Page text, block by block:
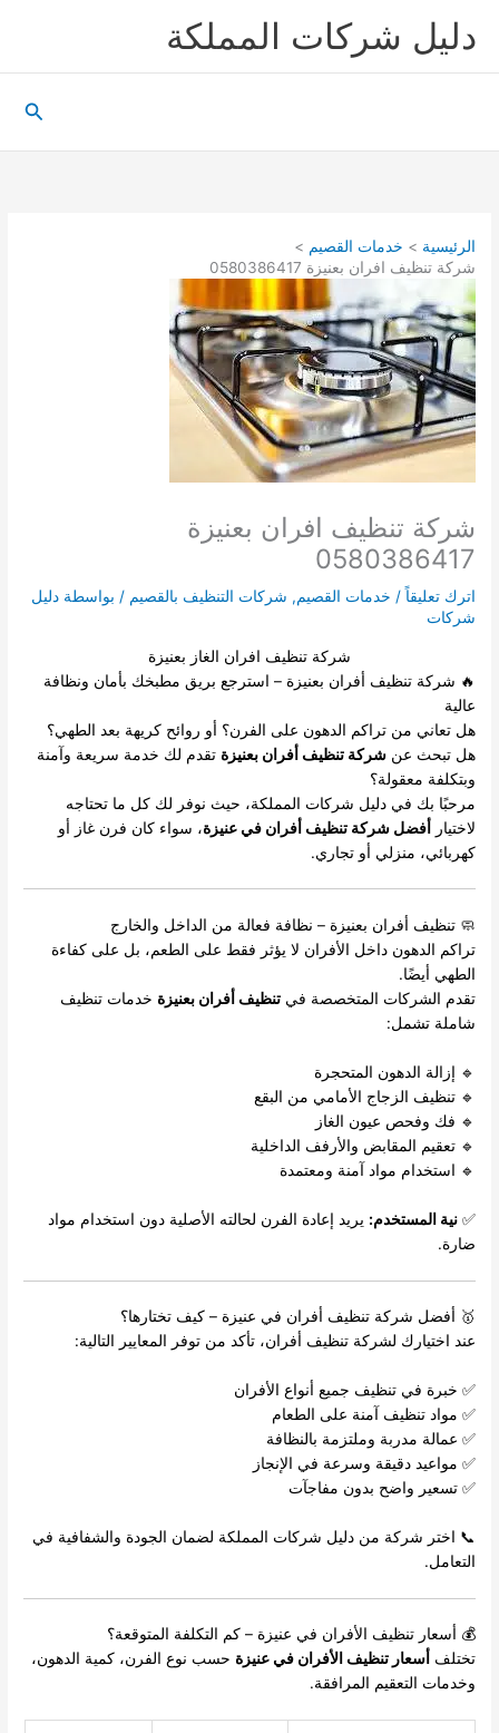
دليل شركات المملكة
الرئيسية
خدمات القصيم
شركة تنظيف افران بعنيزة 0580386417
شركة تنظيف افران بعنيزة
0580386417
اترك تعليقاً / خدمات القصيم, شركات التنظيف بالقصيم / بواسطة دليل
شركات
شركة تنظيف افران الغاز بعنيزة
🔥 شركة تنظيف أفران بعنيزة – استرجع بريق مطبخك بأمان ونظافة
عالية
هل تعاني من تراكم الدهون على الفرن؟ أو روائح كريهة بعد الطهي؟
هل تبحث عنشركة تنظيف أفران بعنيزة تقدم لك خدمة سريعة وآمنة
وبتكلفة معقولة؟
مرحبًا بك في دليل شركات المملكة، حيث نوفر لك كل ما تحتاجه
لاختيار
أفضل شركة تنظيف أفران في عنيزة، سواء كان فرن غاز أو
كهربائي، منزلي أو تجاري.
🧼 تنظيف أفران بعنيزة – نظافة فعالة من الداخل والخارج
تراكم الدهون داخل الأفران لا يؤثر فقط على الطعم، بل على كفاءة
الطهي أيضًا.
تقدم الشركات المتخصصة فيتنظيف أفران بعنيزة خدمات تنظيف
شاملة تشمل:
🔹 إزالة الدهون المتحجرة
🔹 تنظيف الزجاج الأمامي من البقع
🔹 فك وفحص عيون الغاز
🔹 تعقيم المقابض والأرفف الداخلية
🔹 استخدام مواد آمنة ومعتمدة
✅نية المستخدم: يريد إعادة الفرن لحالته الأصلية دون استخدام مواد
ضارة.
🥇 أفضل شركة تنظيف أفران في عنيزة – كيف تختارها؟
عند اختيارك لشركة تنظيف أفران، تأكد من توفر المعايير التالية:
✅ خبرة في تنظيف جميع أنواع الأفران
✅ مواد تنظيف آمنة على الطعام
✅ عمالة مدربة وملتزمة بالنظافة
✅ مواعيد دقيقة وسرعة في الإنجاز
✅ تسعير واضح بدون مفاجآت
📞 اختر شركة من دليل شركات المملكة لضمان الجودة والشفافية في
التعامل.
💰 أسعار تنظيف الأفران في عنيزة – كم التكلفة المتوقعة؟
تختلف أسعار تنظيف الأفران في عنيزة حسب نوع الفرن، كمية الدهون،
وخدمات التعقيم المرافقة.